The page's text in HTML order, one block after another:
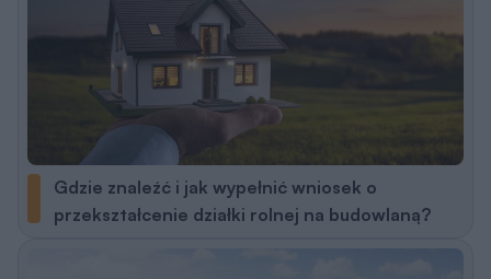
Gdzie znaleźć i jak wypełnić wniosek o
przekształcenie działki rolnej na budowlaną?